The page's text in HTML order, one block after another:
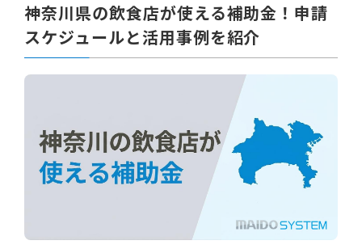
神奈川県の飲食店が使える補助金！申請
スケジュールと活用事例を紹介